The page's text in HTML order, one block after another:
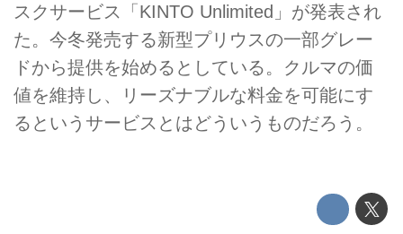
スクサービス「KINTO Unlimited」が発表され
た。今冬発売する新型プリウスの一部グレー
ドから提供を始めるとしている。クルマの価
値を維持し、リーズナブルな料金を可能にす
るというサービスとはどういうものだろう。